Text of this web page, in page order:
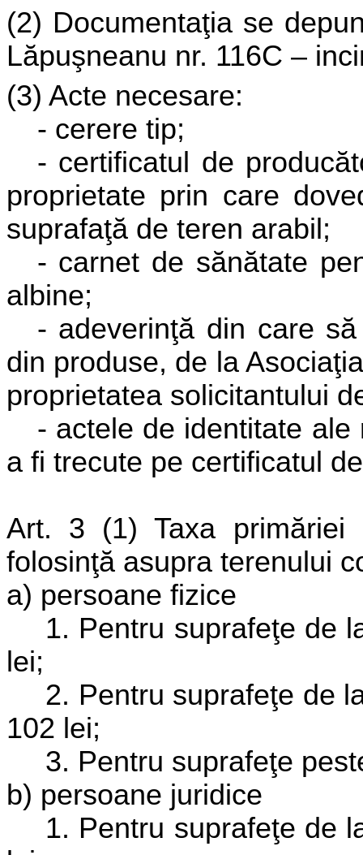
(2) Documentaţia se
Lăpuşneanu nr. 116C –
(3) Acte necesare:
- cerere tip;
- certificatul de
proprietate prin care
suprafaţă de teren arabil;
- carnet de sănătate
albine;
- adeverinţă din care
din produse, de la
proprietatea solicitantului
- actele de identitate
a fi trecute pe certificatul
Art. 3 (1) Taxa primăriei
folosinţă asupra terenului
a) persoane fizice
1. Pentru suprafeţe de
lei;
2. Pentru suprafeţe de
102 lei;
3. Pentru suprafeţe
b) persoane juridice
1. Pentru suprafeţe de